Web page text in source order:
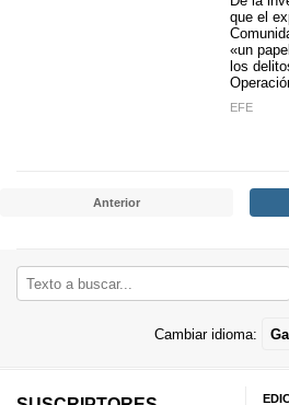
que el
«un
los
EFE
Anterior
Cambiar idioma: